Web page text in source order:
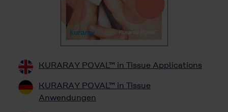
KURARAY POVAL™ in Tissue Applications
KURARAY POVAL™ in Tissue
Anwendungen